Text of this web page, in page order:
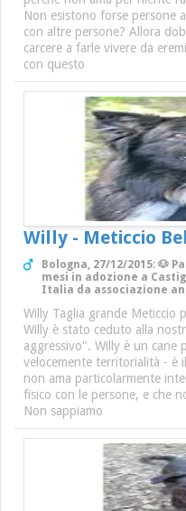
Non esistono forse persone
con altre persone? Allora
carcere a farle vivere da
con questo
Willy - Meticcio
Bologna, 27/12/2015: 🐶
mesi in adozione a
Italia da associazione
Willy Taglia grande Meticcio
Willy è stato ceduto alla
aggressivo". Willy è un
velocemente territorialità - è
non ama particolarmente
fisico con le persone, e che
Non sappiamo